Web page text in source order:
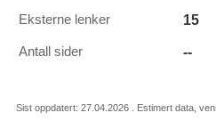
Eksterne lenker 15
Antall sider --
Sist oppdatert: 27.04.2026 . Estimert data,